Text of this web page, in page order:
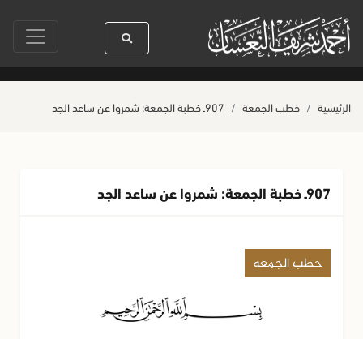
سيدنا رسول الله ﷺ كله رحمة صلاة آخر أربعاء من صفر حياة القلوب
الرئيسية خطب الجمعة 907ـ خطبة الجمعة: شمروا عن ساعد الجد
907ـ خطبة الجمعة: شمروا عن ساعد الجد
خطب الجمعة